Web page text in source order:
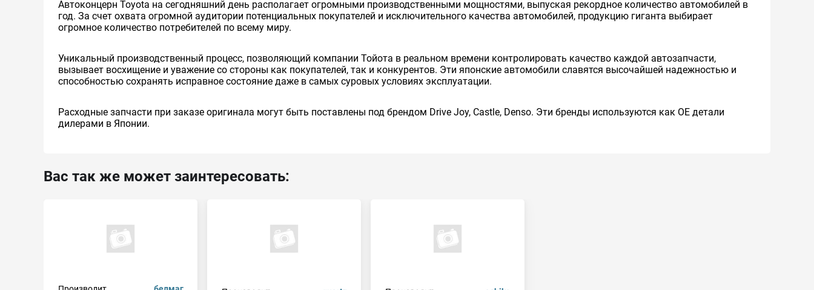
Автоконцерн Toyota на сегодняшний день располагает огромными производственными мощностями, выпуская рекордное количество автомобилей в
год. За счет охвата огромной аудитории потенциальных покупателей и исключительного качества автомобилей, продукцию гиганта выбирает
огромное количество потребителей по всему миру.
Уникальный производственный процесс, позволяющий компании Тойота в реальном времени контролировать качество каждой автозапчасти,
вызывает восхищение и уважение со стороны как покупателей, так и конкурентов. Эти японские автомобили славятся высочайшей надежностью и
способностью сохранять исправное состояние даже в самых суровых условиях эксплуатации.
Расходные запчасти при заказе оригинала могут быть поставлены под брендом Drive Joy, Castle, Denso. Эти бренды используются как ОЕ детали
дилерами в Японии.
Вас так же может заинтересовать: